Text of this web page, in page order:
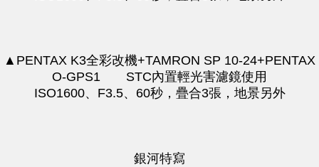
▲PENTAX K3全彩改機+TAMRON SP 10-24+PENTAX
O-GPS1 STC內置輕光害濾鏡使用
ISO1600、F3.5、60秒，疊合3張，地景另外
銀河特寫